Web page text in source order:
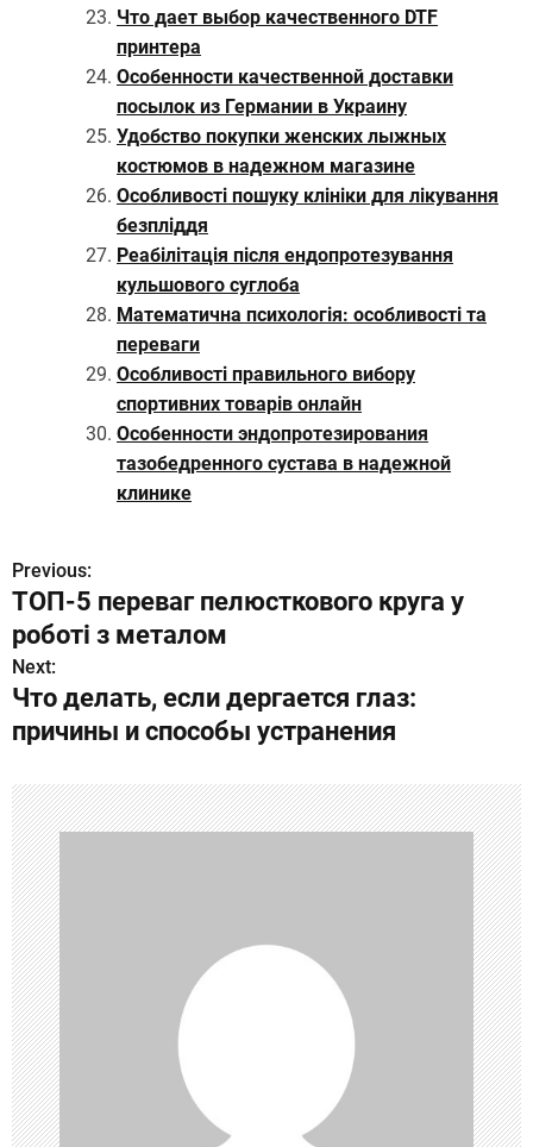
Что дает выбор качественного DTF
принтера
Особенности качественной доставки
посылок из Германии в Украину
Удобство покупки женских лыжных
костюмов в надежном магазине
Особливості пошуку клініки для лікування
безпліддя
Реабілітація після ендопротезування
кульшового суглоба
Математична психологія: особливості та
переваги
Особливості правильного вибору
спортивних товарів онлайн
Особенности эндопротезирования
тазобедренного сустава в надежной
клинике
Н
а
в
и
а
ц
и
я
п
о
з
а
Previous:
ТОП-5 переваг пелюсткового круга у
роботі з металом
Next:
Что делать, если дергается глаз:
причины и способы устранения